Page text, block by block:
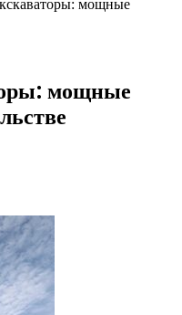
мощные
мощные